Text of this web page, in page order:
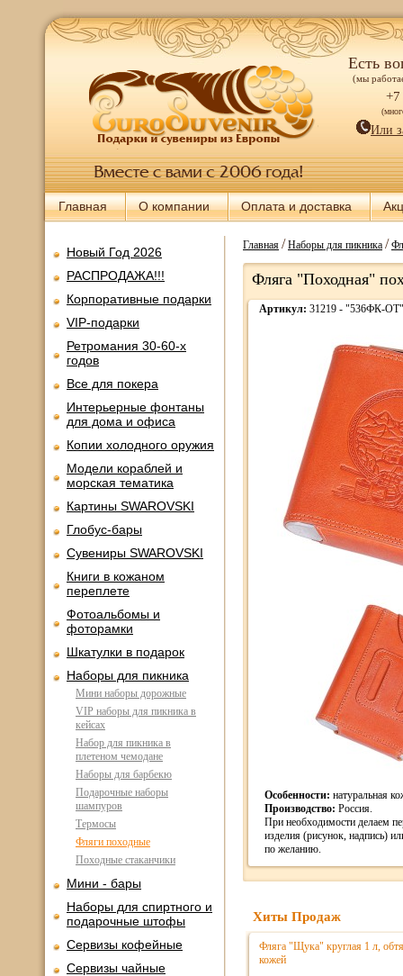
Есть
(мы
+7
Или
Главная О компании Оплата и доставка
Новый Год 2026
РАСПРОДАЖА!!!
Корпоративные подарки
VIP-подарки
Ретромания 30-60-х
годов
Все для покера
Интерьерные фонтаны
для дома и офиса
Копии холодного оружия
Модели кораблей и
морская тематика
Картины SWAROVSKI
Глобус-бары
Сувениры SWAROVSKI
Книги в кожаном
переплете
Фотоальбомы и
фоторамки
Шкатулки в подарок
Наборы для пикника
Мини наборы дорожные
VIP наборы для пикника в
кейсах
Набор для пикника в
плетеном чемодане
Наборы для барбекю
Подарочные наборы
шампуров
Термосы
Фляги походные
Походные стаканчики
Мини - бары
Наборы для спиртного и
подарочные штофы
Сервизы кофейные
Сервизы чайные
Главная/Наборы для пикника/
Фляга "Походная"
Артикул: 31219 - "536ФК-ОТ"
Особенности: натуральная
Производство: Россия.
При необходимости делаем
изделия (рисунок, надпись)
по желанию.
Хиты Продаж
Фляга "Щука" круглая 1 л,
кожей